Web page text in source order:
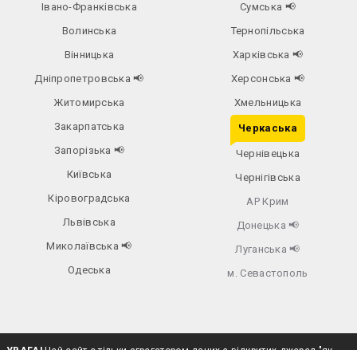
Івано-Франківська
Волинська
Вінницька
Дніпропетровська📢
Житомирська
Закарпатська
Запорізька 📢
Київська
Кіровоградська
Львівська
Миколаївська📢
Одеська
Сумська 📢
Тернопільська
Харківська 📢
Херсонська 📢
Хмельницька
Черкаська
Чернівецька
Чернігівська
АР Крим
Донецька 📢
Луганська 📢
м. Севастополь